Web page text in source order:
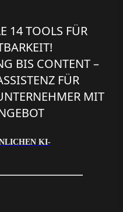
14 TOOLS FÜR
BIS CONTENT –
FÜR
MIT
KI-